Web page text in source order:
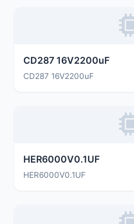
CD287 16V2200uF
CD287 16V2200uF
HER6000V0.1UF
HER6000V0.1UF